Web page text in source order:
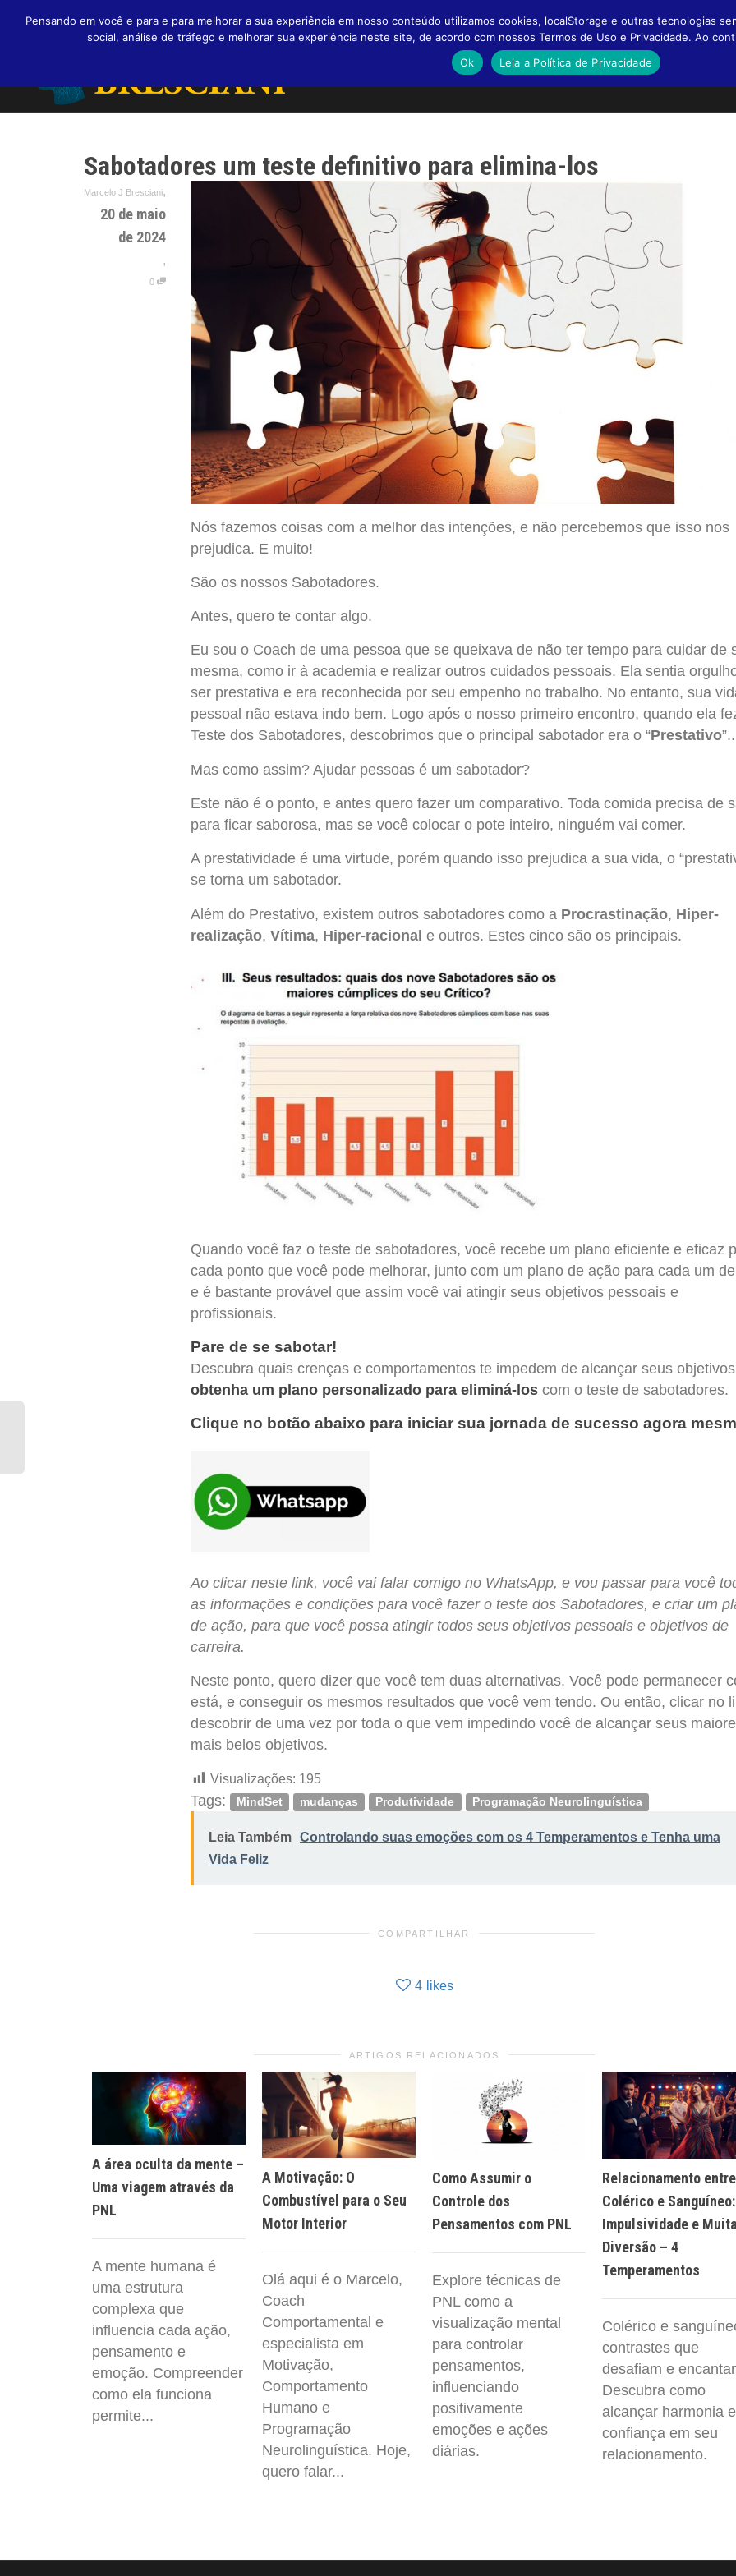
Sabotadores um teste definitivo para elimina-los
Marcelo J Bresciani,
20 de maio
de 2024
,
0
Nós fazemos coisas com a melhor das intenções, e não percebemos que isso nos
prejudica. E muito!
São os nossos Sabotadores.
Antes, quero te contar algo.
Eu sou o Coach de uma pessoa que se queixava de não ter tempo para cuidar de
mesma, como ir à academia e realizar outros cuidados pessoais. Ela sentia
ser prestativa e era reconhecida por seu empenho no trabalho. No entanto, sua
pessoal não estava indo bem. Logo após o nosso primeiro encontro, quando ela
Teste dos Sabotadores, descobrimos que o principal sabotador era o “Prestativo”..
Mas como assim? Ajudar pessoas é um sabotador?
Este não é o ponto, e antes quero fazer um comparativo. Toda comida precisa de
para ficar saborosa, mas se você colocar o pote inteiro, ninguém vai comer.
A prestatividade é uma virtude, porém quando isso prejudica a sua vida, o
se torna um sabotador.
Além do Prestativo, existem outros sabotadores como a Procrastinação, Hiper-
realização, Vítima, Hiper-racional e outros. Estes cinco são os principais.
Quando você faz o teste de sabotadores, você recebe um plano eficiente e eficaz
cada ponto que você pode melhorar, junto com um plano de ação para cada um
e é bastante provável que assim você vai atingir seus objetivos pessoais e
profissionais.
Pare de se sabotar!
Descubra quais crenças e comportamentos te impedem de alcançar seus
obtenha um plano personalizado para eliminá-los com o teste de sabotadores.
Clique no botão abaixo para iniciar sua jornada de sucesso agora
Ao clicar neste link, você vai falar comigo no WhatsApp, e vou passar para você
as informações e condições para você fazer o teste dos Sabotadores, e criar um
de ação, para que você possa atingir todos seus objetivos pessoais e objetivos de
carreira.
Neste ponto, quero dizer que você tem duas alternativas. Você pode permanecer
está, e conseguir os mesmos resultados que você vem tendo. Ou então, clicar no
descobrir de uma vez por toda o que vem impedindo você de alcançar seus
mais belos objetivos.
Visualizações: 195
Tags: MindSet mudanças Produtividade Programação Neurolinguística
Leia Também Controlando suas emoções com os 4 Temperamentos e Tenha uma
Vida Feliz
COMPARTILHAR
4 likes
ARTIGOS RELACIONADOS
A área oculta da mente –
Uma viagem através da
PNL
A mente humana é
uma estrutura
complexa que
influencia cada ação,
pensamento e
emoção. Compreender
como ela funciona
permite...
A Motivação: O
Combustível para o Seu
Motor Interior
Olá aqui é o Marcelo,
Coach
Comportamental e
especialista em
Motivação,
Comportamento
Humano e
Programação
Neurolinguística. Hoje,
quero falar...
Como Assumir o
Controle dos
Pensamentos com PNL
Explore técnicas de
PNL como a
visualização mental
para controlar
pensamentos,
influenciando
positivamente
emoções e ações
diárias.
Relacionamento entre
Colérico e Sanguíneo:
Impulsividade e
Diversão – 4
Temperamentos
Colérico e
contrastes que
desafiam e
Descubra como
alcançar harmonia e
confiança em seu
relacionamento.
Pensando em você e para e para melhorar a sua experiência em nosso conteúdo utilizamos cookies, localStorage e outras tecnologias
social, análise de tráfego e melhorar sua experiência neste site, de acordo com nossos Termos de Uso e Privacidade. Ao
Ok
Leia a Política de Privacidade